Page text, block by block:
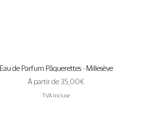
Aperçu rapide
Eau de Parfum Pâquerettes - Millesève
À partir de 35,00 €
Prix promotionnel
TVA Incluse